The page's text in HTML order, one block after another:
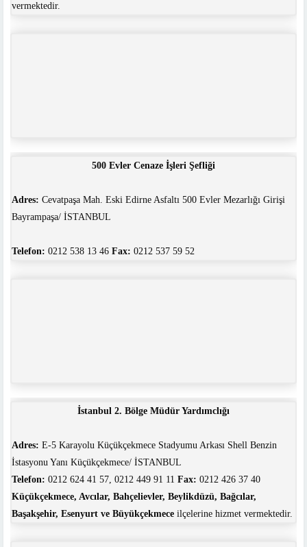
vermektedir.
500 Evler Cenaze İşleri Şefliği
Adres: Cevatpaşa Mah. Eski Edirne Asfaltı 500 Evler Mezarlığı Girişi
Bayrampaşa/ İSTANBUL
Telefon: 0212 538 13 46 Fax: 0212 537 59 52
İstanbul 2. Bölge Müdür Yardımclığı
Adres: E-5 Karayolu Küçükçekmece Stadyumu Arkası Shell Benzin
İstasyonu Yanı Küçükçekmece/ İSTANBUL
Telefon: 0212 624 41 57, 0212 449 91 11 Fax: 0212 426 37 40
Küçükçekmece, Avcılar, Bahçelievler, Beylikdüzü, Bağcılar,
Başakşehir, Esenyurt ve Büyükçekmece ilçelerine hizmet vermektedir.